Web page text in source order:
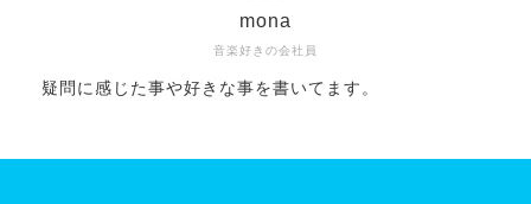
音楽好きの会社員
mona
疑問に感じた事や好きな事を書いてます。